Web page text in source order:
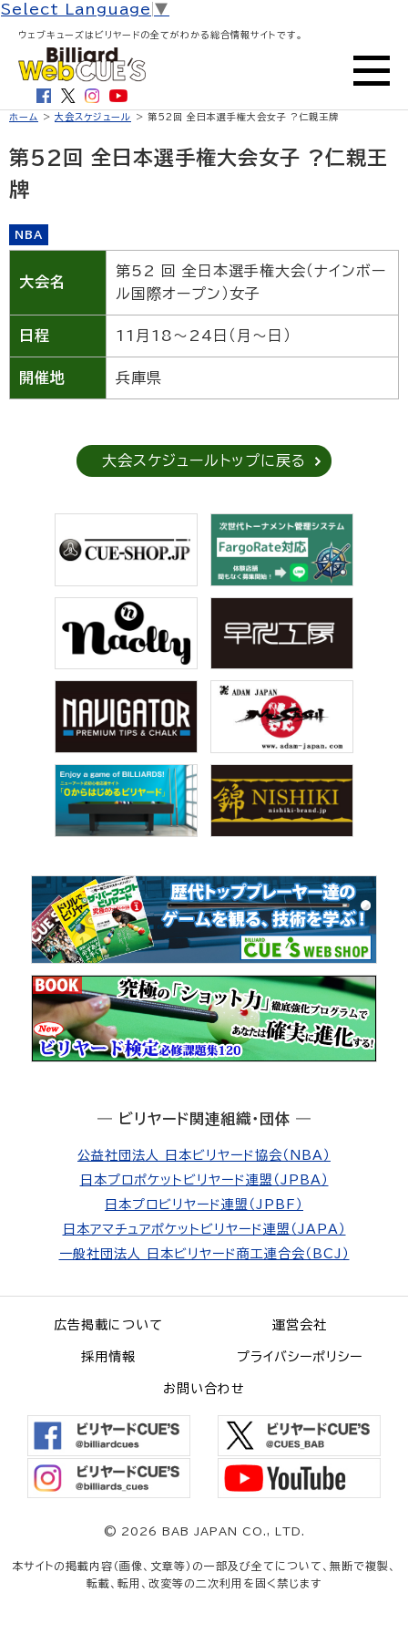
Select Language ▼
ウェブキューズはビリヤードの全てがわかる総合情報サイトです。
ホーム > 大会スケジュール > 第52回 全日本選手権大会女子 ?仁親王牌
第52回 全日本選手権大会女子 ?仁親王
牌
NBA
大会名
第52 回 全日本選手権大会（ナインボー
ル国際オープン）女子
日程 11月18～24日（月～日）
開催地 兵庫県
大会スケジュールトップに戻る
― ビリヤード関連組織・団体 ―
公益社団法人 日本ビリヤード協会（NBA）
日本プロポケットビリヤード連盟（JPBA）
日本プロビリヤード連盟（JPBF）
日本アマチュアポケットビリヤード連盟（JAPA）
一般社団法人 日本ビリヤード商工連合会（BCJ）
広告掲載について 運営会社
採用情報 プライバシーポリシー
お問い合わせ
© 2026 BAB JAPAN CO., LTD.
本サイトの掲載内容（画像、文章等）の一部及び全てについて、無断で複製、
転載、転用、改変等の二次利用を固く禁じます